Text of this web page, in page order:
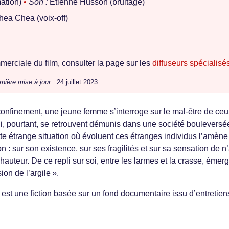
• Son : Étienne Husson (bruitage)
Chea (voix-off)
du film, consulter la page sur les diffuseurs
mise à jour : 24 juillet 2023
une jeune femme s’interroge sur le mal-être de
pourtant, se retrouvent démunis dans une société
étrange situation où évoluent ces étranges individus
: sur son existence, sur ses fragilités et sur sa sensation de
De ce repli sur soi, entre les larmes et la crasse,
de l’argile ».
est une fiction basée sur un fond documentaire issu